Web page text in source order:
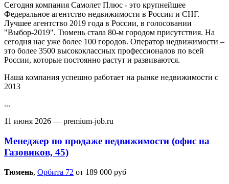
Сегодня компания Самолет Плюс - это крупнейшее
Федеральное агентство недвижимости в России и СНГ.
Лучшее агентство 2019 года в России, в голосовании
"Выбор-2019". Тюмень стала 80-м городом присутствия. На
сегодня нас уже более 100 городов. Оператор недвижимости –
это более 3500 высококлассных профессионалов по всей
России, которые постоянно растут и развиваются.
Наша компания успешно работает на рынке недвижимости с
2013
...
11 июня 2026 — premium-job.ru
Менеджер по продаже недвижимости (офис на
Газовиков, 45)
Тюмень‎, Орбита 72 от 189 000 руб